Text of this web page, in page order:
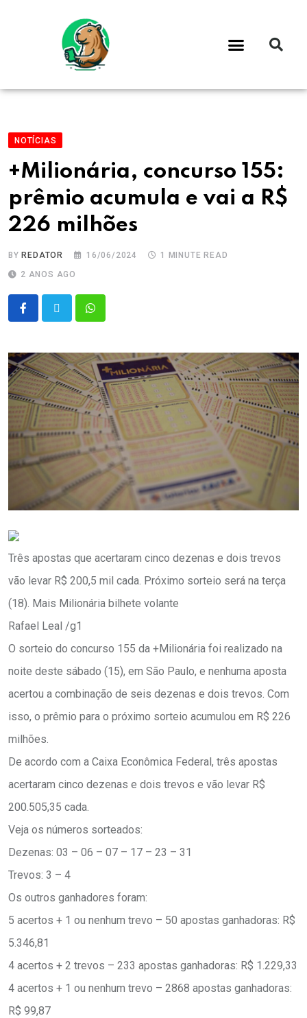
NOTÍCIAS
+Milionária, concurso 155:
prêmio acumula e vai a R$
226 milhões
BY REDATOR 16/06/2024
1 MINUTE READ
2 ANOS AGO
Três apostas que acertaram cinco dezenas e dois trevos
vão levar R$ 200,5 mil cada. Próximo sorteio será na terça
(18). Mais Milionária bilhete volante
Rafael Leal /g1
O sorteio do concurso 155 da +Milionária foi realizado na
noite deste sábado (15), em São Paulo, e nenhuma aposta
acertou a combinação de seis dezenas e dois trevos. Com
isso, o prêmio para o próximo sorteio acumulou em R$ 226
milhões.
De acordo com a Caixa Econômica Federal, três apostas
acertaram cinco dezenas e dois trevos e vão levar R$
200.505,35 cada.
Veja os números sorteados:
Dezenas: 03 – 06 – 07 – 17 – 23 – 31
Trevos: 3 – 4
Os outros ganhadores foram:
5 acertos + 1 ou nenhum trevo – 50 apostas ganhadoras: R$
5.346,81
4 acertos + 2 trevos – 233 apostas ganhadoras: R$ 1.229,33
4 acertos + 1 ou nenhum trevo – 2868 apostas ganhadoras:
R$ 99,87